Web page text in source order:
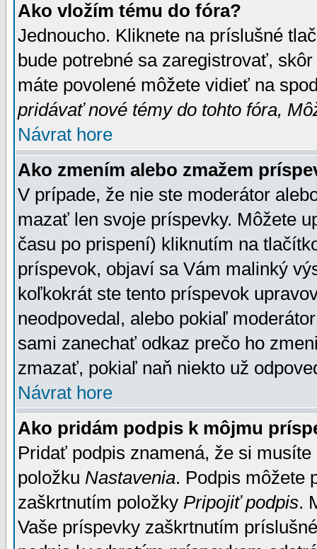
Ako vložím tému do fóra?
Jednoucho. Kliknete na príslušné
bude potrebné sa zaregistrovať,
máte povolené môžete vidieť na
pridávať nové témy do tohto fóra,
Návrat hore
Ako zmením alebo zmažem
V prípade, že nie ste moderátor
mazať len svoje príspevky. Môžete
času po prispení) kliknutím na
príspevok, objaví sa Vám malinký
koľkokrát ste tento príspevok
neodpovedal, alebo pokiaľ
sami zanechať odkaz prečo ho
zmazať, pokiaľ naň niekto už
Návrat hore
Ako pridám podpis k môjmu
Pridať podpis znamená, že si
položku Nastavenia. Podpis môžete
zaškrtnutím položky Pripojiť podpis.
Vaše príspevky zaškrtnutím